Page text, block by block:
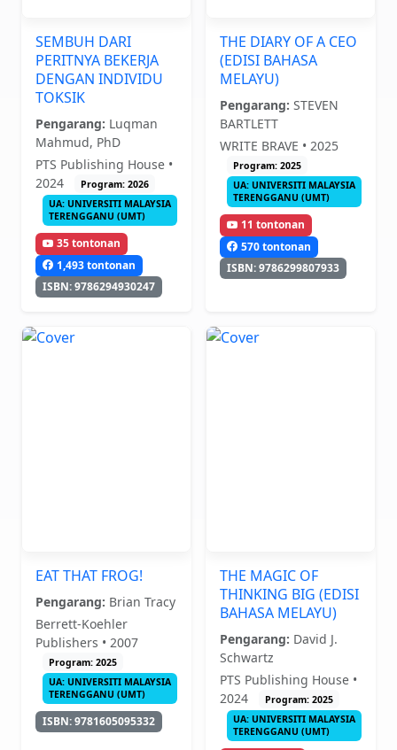
SEMBUH DARI
PERITNYA BEKERJA
DENGAN INDIVIDU
TOKSIK
Pengarang: Luqman
Mahmud, PhD
PTS Publishing House •
2024
Program: 2026
UA: UNIVERSITI MALAYSIA
TERENGGANU (UMT)
35 tontonan
1,493 tontonan
ISBN: 9786294930247
THE DIARY OF A CEO
(EDISI BAHASA
MELAYU)
Pengarang: STEVEN
BARTLETT
WRITE BRAVE • 2025
Program: 2025
UA: UNIVERSITI MALAYSIA
TERENGGANU (UMT)
11 tontonan
570 tontonan
ISBN: 9786299807933
EAT THAT FROG!
Pengarang: Brian Tracy
Berrett-Koehler
Publishers • 2007
Program: 2025
UA: UNIVERSITI MALAYSIA
TERENGGANU (UMT)
ISBN: 9781605095332
THE MAGIC OF
THINKING BIG (EDISI
BAHASA MELAYU)
Pengarang: David J.
Schwartz
PTS Publishing House •
2024
Program: 2025
UA: UNIVERSITI MALAYSIA
TERENGGANU (UMT)